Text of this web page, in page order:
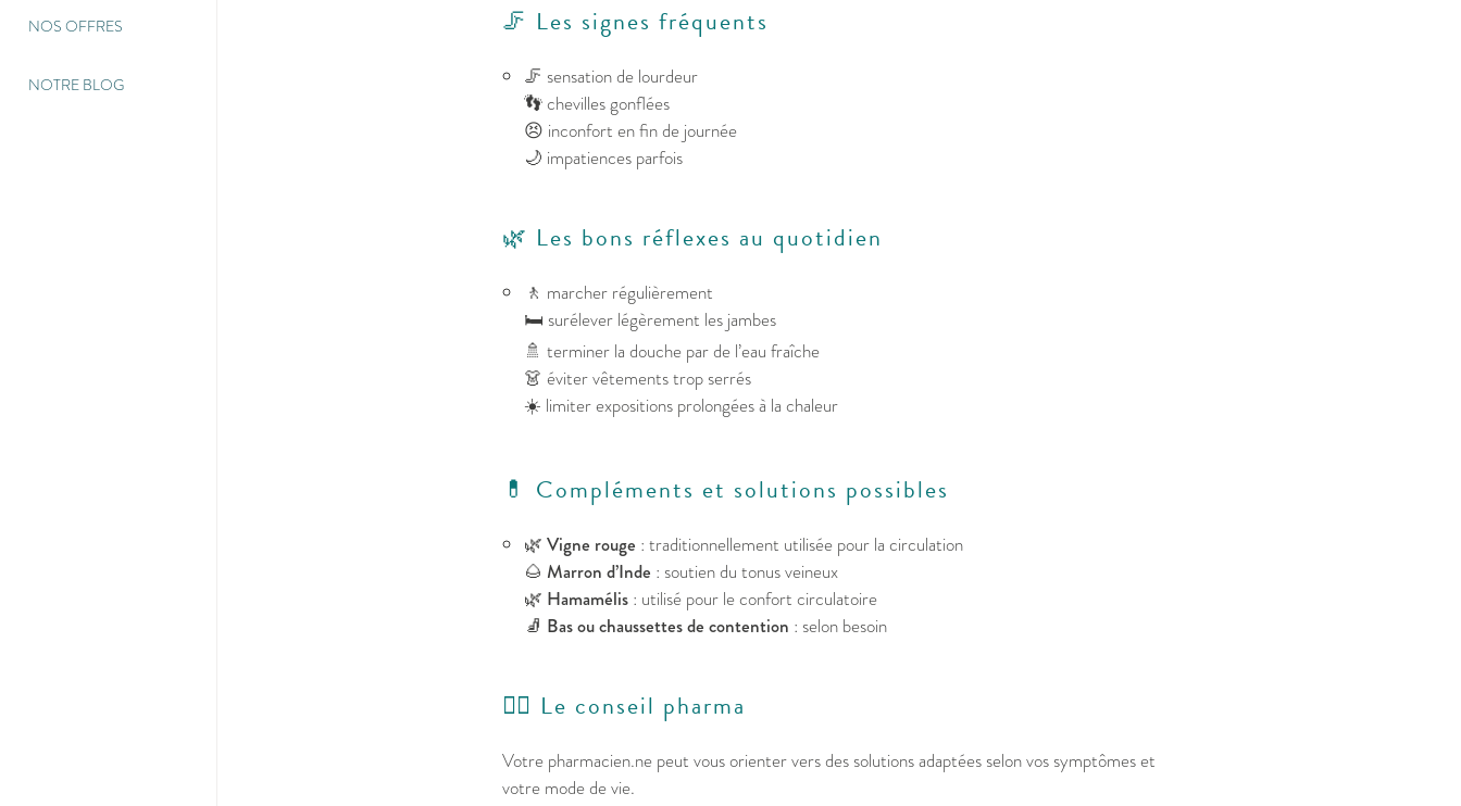
🦵 Les signes fréquents
🦵 sensation de lourdeur
👣 chevilles gonflées
😣 inconfort en fin de journée
🌙 impatiences parfois
🌿 Les bons réflexes au quotidien
🚶 marcher régulièrement
🛏️ surélever légèrement les jambes
🚿 terminer la douche par de l’eau fraîche
👗 éviter vêtements trop serrés
☀️ limiter expositions prolongées à la chaleur
💊 Compléments et solutions possibles
🌿 Vigne rouge : traditionnellement utilisée pour la circulation
🌰 Marron d’Inde : soutien du tonus veineux
🌿 Hamamélis : utilisé pour le confort circulatoire
🧦 Bas ou chaussettes de contention : selon besoin
👩‍⚕️ Le conseil pharma
Votre pharmacien.ne peut vous orienter vers des solutions adaptées selon vos symptômes et
votre mode de vie.
NOS OFFRES
NOTRE BLOG